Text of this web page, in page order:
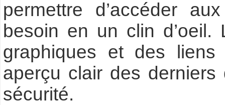
permettre d’accéder
besoin en un clin d’oeil.
graphiques et des
aperçu clair des
sécurité.